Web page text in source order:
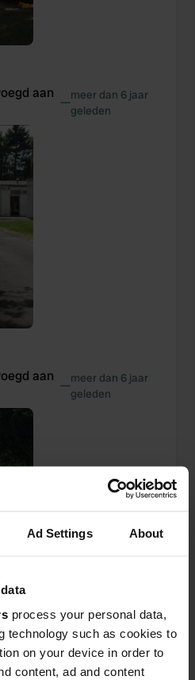
Ad Settings About
process your personal data,
technology such as cookies to
on your device in order to
content, ad and content
aan
—meer dan 6 jaar
geleden
aan
—meer dan 6 jaar
geleden
aan
—meer dan 6 jaar
geleden